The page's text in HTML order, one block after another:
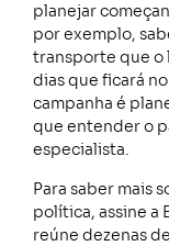
planejar
por exemplo,
transporte que o
dias que ficará
campanha é
que entender o
especialista.
Para saber mais
política, assine a
reúne dezenas